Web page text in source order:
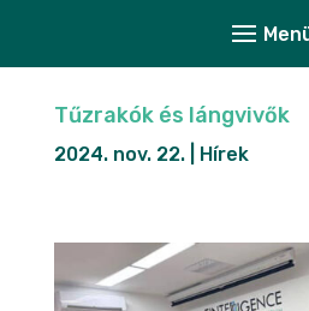
Tűzrakók és lángvivők
2024. nov. 22.| Hírek